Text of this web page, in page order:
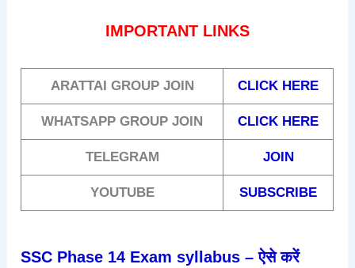
IMPORTANT LINKS
ARATTAI GROUP JOIN CLICK HERE
WHATSAPP GROUP JOIN CLICK HERE
TELEGRAM JOIN
YOUTUBE SUBSCRIBE
SSC Phase 14 Exam syllabus – ऐसे करें